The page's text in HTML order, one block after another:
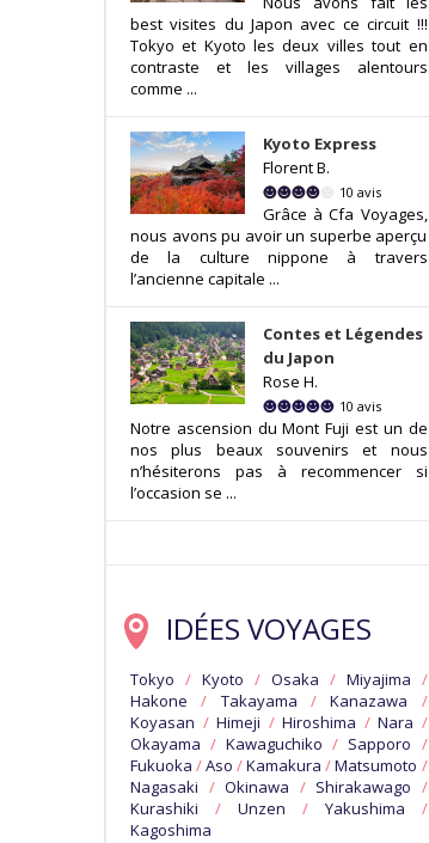
best visites du Japon avec ce circuit !!!
Tokyo et Kyoto les deux villes tout en
contraste et les villages alentours
comme ...
Kyoto Express
Florent B.
10 avis
Grâce à Cfa Voyages,
nous avons pu avoir un superbe aperçu
de la culture nippone à travers
l’ancienne capitale ...
Contes et Légendes
du Japon
Rose H.
10 avis
Notre ascension du Mont Fuji est un de
nos plus beaux souvenirs et nous
n’hésiterons pas à recommencer si
l’occasion se ...
IDÉES VOYAGES
Tokyo / Kyoto / Osaka / Miyajima /
Hakone
/ Takayama / Kanazawa
/
Koyasan / Himeji / Hiroshima / Nara /
Okayama / Kawaguchiko / Sapporo /
Fukuoka /Aso /Kamakura /Matsumoto /
Nagasaki / Okinawa / Shirakawago /
Kurashiki
/ Unzen / Yakushima
/
Kagoshima